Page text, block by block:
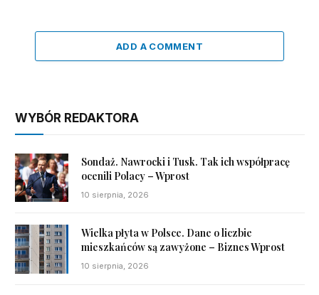
ADD A COMMENT
WYBÓR REDAKTORA
Sondaż. Nawrocki i Tusk. Tak ich współpracę
ocenili Polacy – Wprost
10 sierpnia, 2026
Wielka płyta w Polsce. Dane o liczbie
mieszkańców są zawyżone – Biznes Wprost
10 sierpnia, 2026